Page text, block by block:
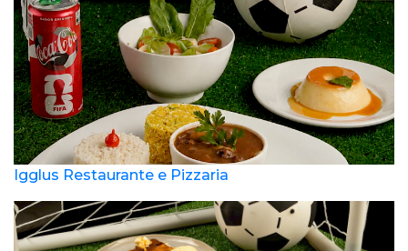
Igglus Restaurante e Pizzaria